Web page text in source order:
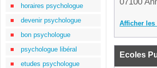
horaires psychologue
devenir psychologue
bon psychologue
psychologue libéral
etudes psychologue
Afficher les
Ecoles